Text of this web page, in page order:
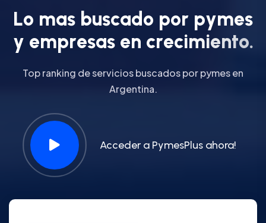
Lo mas buscado por pymes
y empresas en crecimiento.
Top ranking de servicios buscados por pymes en
Argentina.
Acceder a PymesPlus ahora!